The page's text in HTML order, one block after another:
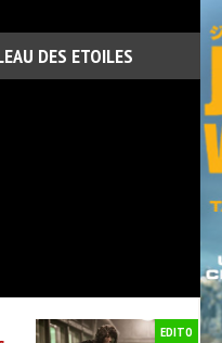
DES ETOILES
EDITO